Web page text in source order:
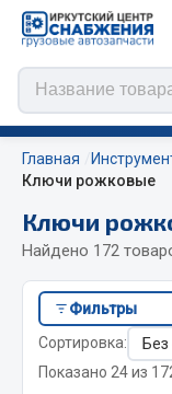
Цепи
ЦЕПИ РОССИЯ
ЦЕПИ BOHU
Изготовление
QITONG
Главная
Ключи рожковые
Ключи
Найдено 172
Фильтры
Сортировка:
Показано 24 из